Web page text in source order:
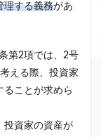
理する義務があ
第2項では、2号
える際、投資家
ることが求めら
投資家の資産が